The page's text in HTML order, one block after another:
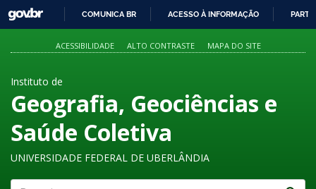
PARA
O
GOVBR
COMUNICA BR ACESSO À INFORMAÇÃO
ACESSIBILIDADE ALTO CONTRASTE MAPA DO SITE
Instituto de
Geografia, Geociências e
Saúde Coletiva
UNIVERSIDADE FEDERAL DE UBERLÂNDIA